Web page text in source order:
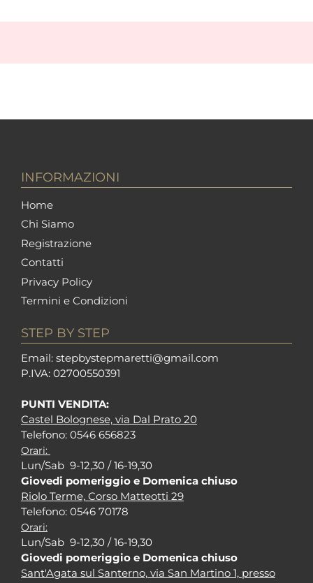
INFORMAZIONI
Home
Chi Siamo
Registrazione
Contatti
Privacy Policy
Termini e Condizioni
STEP BY STEP
Email: stepbystepmaretti@gmail.com
P.IVA: 02700550391
PUNTI VENDITA:
Castel Bolognese, via Dal Prato 20
Telefono: 0546 656823
Orari:
Lun/Sab 9-12,30 / 16-19,30
Giovedi pomeriggio e Domenica chiuso
Riolo Terme, Corso Matteotti 29
Telefono: 0546 70178
Orari:
Lun/Sab 9-12,30 / 16-19,30
Giovedi pomeriggio e Domenica chiuso
Sant'Agata sul Santerno, via San Martino 1, presso